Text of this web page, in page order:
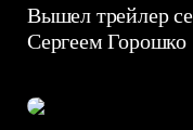
Вышел трейлер
Сергеем Горошко